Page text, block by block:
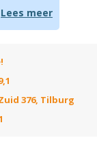
Lees meer
376, Tilburg